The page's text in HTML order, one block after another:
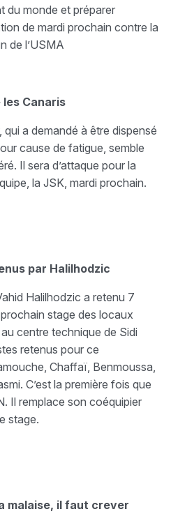
du monde et préparer
de mardi prochain contre la
de l’USMA
Canaris
qui a demandé à être dispensé
cause de fatigue, semble
Il sera d’attaque pour la
la JSK, mardi prochain.
par Halilhodzic
Halilhodzic a retenu 7
stage des locaux
centre technique de Sidi
retenus pour ce
Chaffaï, Benmoussa,
C’est la première fois que
Il remplace son coéquipier
stage.
malaise, il faut crever